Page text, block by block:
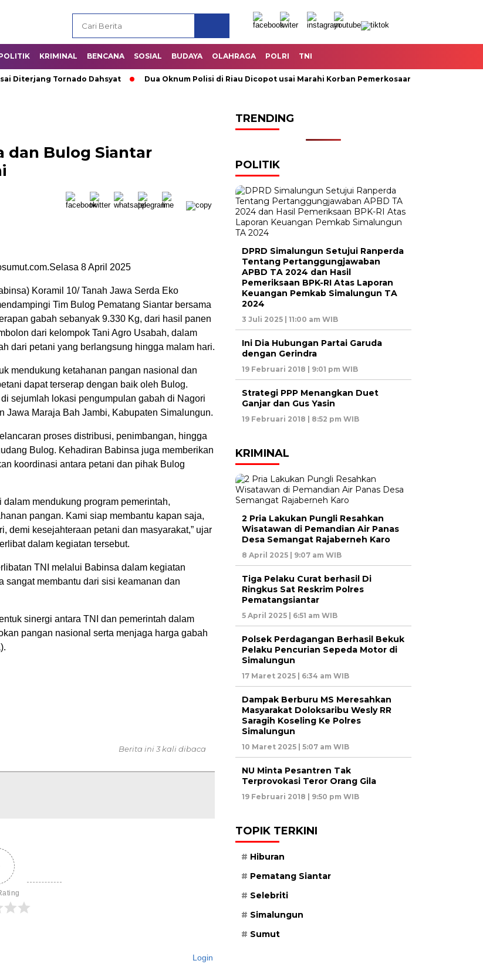
KRIMINAL BENCANA SOSIAL BUDAYA OLAHRAGA POLRI TNI
Tornado Dahsyat Dua Oknum Polisi di Riau Dicopot usai Marahi Korban Pemerkosaan
dan Bulog Siantar
8 April 2025
Koramil 10/ Tanah Jawa Serda Eko
Tim Bulog Pematang Siantar bersama
gabah sebanyak 9.330 Kg, dari hasil panen
dari kelompok Tani Agro Usabah, dalam
dari petani yang berlangsung hingga malam hari.
mendukung ketahanan pangan nasional dan
dapat terserap dengan baik oleh Bulog.
sejumlah lokasi pengumpulan gabah di Nagori
Jawa Maraja Bah Jambi, Kabupaten Simalungun.
proses distribusi, penimbangan, hingga
Bulog. Kehadiran Babinsa juga memberikan
koordinasi antara petani dan pihak Bulog
dalam mendukung program pemerintah,
pangan. Kami siap membantu kapan saja,
demi kesejahteraan petani dan masyarakat,” ujar
dalam kegiatan tersebut.
TNI melalui Babinsa dalam kegiatan
sangat membantu dari sisi keamanan dan
sinergi antara TNI dan pemerintah dalam
pangan nasional serta menjaga harga gabah
Berita ini 3 kali dibaca
Login
TRENDING
POLITIK
DPRD Simalungun Setujui Ranperda
Tentang Pertanggungjawaban
APBD TA 2024 dan Hasil
Pemeriksaan BPK-RI Atas Laporan
Keuangan Pemkab Simalungun TA
2024
3 Juli 2025 | 11:00 am WIB
Ini Dia Hubungan Partai Garuda
dengan Gerindra
19 Februari 2018 | 9:01 pm WIB
Strategi PPP Menangkan Duet
Ganjar dan Gus Yasin
19 Februari 2018 | 8:52 pm WIB
KRIMINAL
2 Pria Lakukan Pungli Resahkan
Wisatawan di Pemandian Air Panas
Desa Semangat Rajaberneh Karo
8 April 2025 | 9:07 am WIB
Tiga Pelaku Curat berhasil Di
Ringkus Sat Reskrim Polres
Pematangsiantar
5 April 2025 | 6:51 am WIB
Polsek Perdagangan Berhasil Bekuk
Pelaku Pencurian Sepeda Motor di
Simalungun
17 Maret 2025 | 6:34 am WIB
Dampak Berburu MS Meresahkan
Masyarakat Doloksaribu Wesly RR
Saragih Koseling Ke Polres
Simalungun
10 Maret 2025 | 5:07 am WIB
NU Minta Pesantren Tak
Terprovokasi Teror Orang Gila
19 Februari 2018 | 9:50 pm WIB
TOPIK TERKINI
Hiburan
Pematang Siantar
Selebriti
Simalungun
Sumut